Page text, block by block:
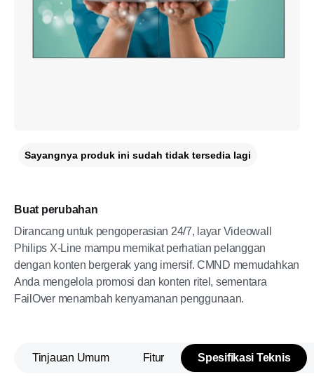
Buat perubahan
Dirancang untuk pengoperasian 24/7, layar Videowall
Philips X-Line mampu memikat perhatian pelanggan
dengan konten bergerak yang imersif. CMND memudahkan
Anda mengelola promosi dan konten ritel, sementara
FailOver menambah kenyamanan penggunaan.
Sayangnya produk ini sudah tidak tersedia lagi
Tinjauan Umum Fitur Spesifikasi Teknis